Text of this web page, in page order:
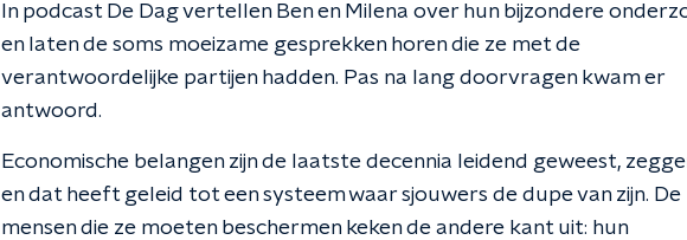
In podcast De Dag vertellen Ben en Milena over hun bijzondere
en laten de soms moeizame gesprekken horen die ze met de
verantwoordelijke partijen hadden. Pas na lang doorvragen kwam er
antwoord.
Economische belangen zijn de laatste decennia leidend geweest,
en dat heeft geleid tot een systeem waar sjouwers de dupe van zijn. De
mensen die ze moeten beschermen keken de andere kant uit: hun